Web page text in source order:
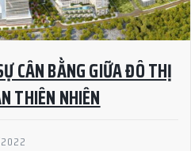
CÂN BẰNG GIỮA ĐÔ THỊ
THIÊN NHIÊN